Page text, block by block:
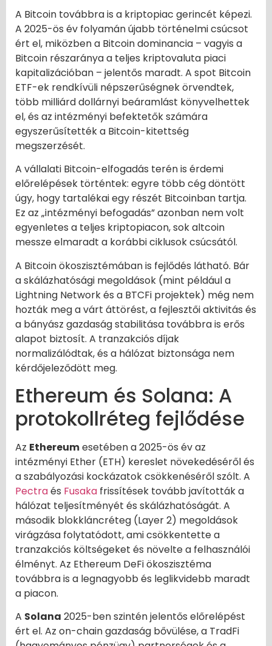
A Bitcoin továbbra is a kriptopiac gerincét képezi.
A 2025-ös év folyamán újabb történelmi csúcsot
ért el, miközben a Bitcoin dominancia – vagyis a
Bitcoin részaránya a teljes kriptovaluta piaci
kapitalizációban – jelentős maradt. A spot Bitcoin
ETF-ek rendkívüli népszerűségnek örvendtek,
több milliárd dollárnyi beáramlást könyvelhettek
el, és az intézményi befektetők számára
egyszerűsítették a Bitcoin-kitettség
megszerzését.
A vállalati Bitcoin-elfogadás terén is érdemi
előrelépések történtek: egyre több cég döntött
úgy, hogy tartalékai egy részét Bitcoinban tartja.
Ez az „intézményi befogadás” azonban nem volt
egyenletes a teljes kriptopiacon, sok altcoin
messze elmaradt a korábbi ciklusok csúcsától.
A Bitcoin ökoszisztémában is fejlődés látható. Bár
a skálázhatósági megoldások (mint például a
Lightning Network és a BTCFi projektek) még nem
hozták meg a várt áttörést, a fejlesztői aktivitás és
a bányász gazdaság stabilitása továbbra is erős
alapot biztosít. A tranzakciós díjak
normalizálódtak, és a hálózat biztonsága nem
kérdőjeleződött meg.
Ethereum és Solana: A
protokollréteg fejlődése
Az Ethereumesetében a 2025-ös év az
intézményi Ether (ETH) kereslet növekedéséről és
a szabályozási kockázatok csökkenéséről szólt. A
Pectraés Fusaka frissítések tovább javították a
hálózat teljesítményét és skálázhatóságát. A
második blokkláncréteg (Layer 2) megoldások
virágzása folytatódott, ami csökkentette a
tranzakciós költségeket és növelte a felhasználói
élményt. Az Ethereum DeFi ökoszisztéma
továbbra is a legnagyobb és leglikvidebb maradt
a piacon.
A Solana 2025-ben szintén jelentős előrelépést
ért el. Az on-chain gazdaság bővülése, a TradFi